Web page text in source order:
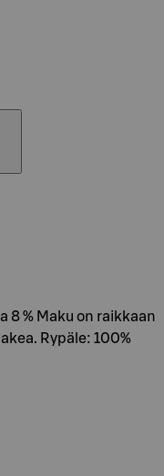
8 % Maku on raikkaan
Rypäle: 100%